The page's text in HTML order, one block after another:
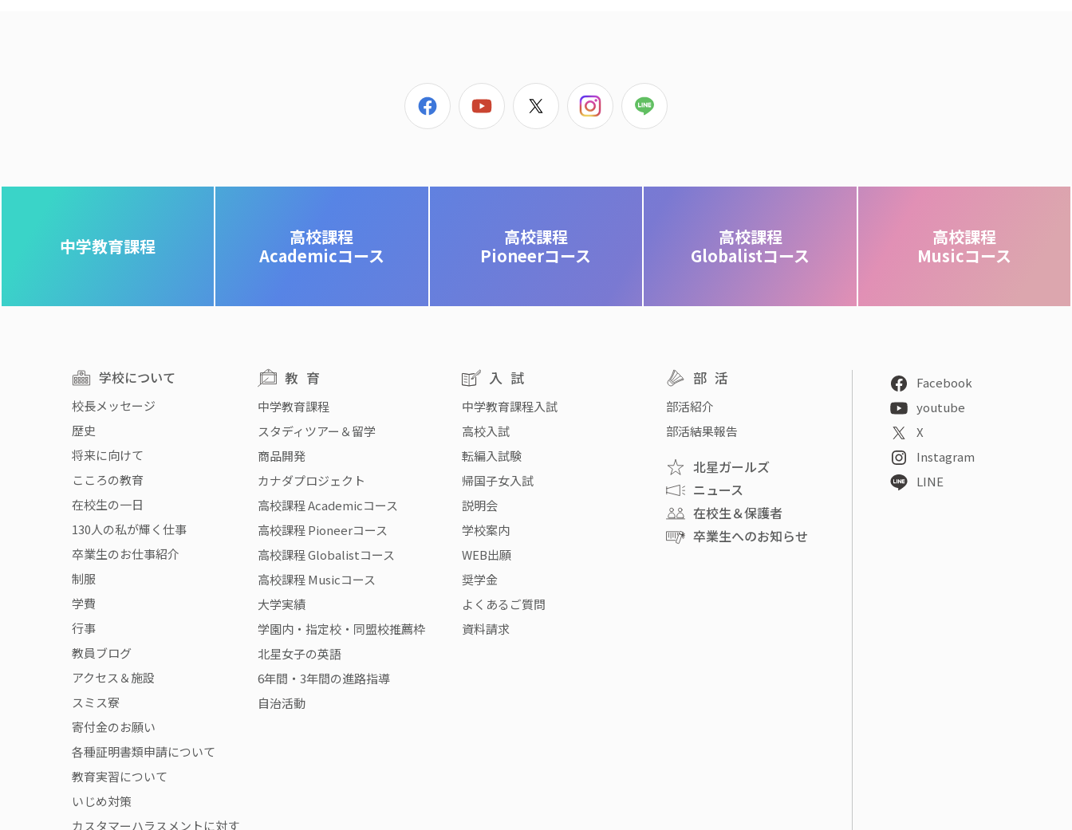
中学教育課程
高校課程
Academicコース
高校課程
Pioneerコース
高校課程
Globalistコース
高校課程
Musicコース
学校について
校長メッセージ
歴史
将来に向けて
こころの教育
在校生の一日
130人の私が輝く仕事
卒業生のお仕事紹介
制服
学費
行事
教員ブログ
アクセス＆施設
スミス寮
寄付金のお願い
各種証明書類申請について
教育実習について
いじめ対策
カスタマーハラスメントに対す
教育
中学教育課程
スタディツアー＆留学
商品開発
カナダプロジェクト
高校課程 Academicコース
高校課程 Pioneerコース
高校課程 Globalistコース
高校課程 Musicコース
大学実績
学園内・指定校・同盟校推薦枠
北星女子の英語
6年間・3年間の進路指導
自治活動
入試
中学教育課程入試
高校入試
転編入試験
帰国子女入試
説明会
学校案内
WEB出願
奨学金
よくあるご質問
資料請求
部活
部活紹介
部活結果報告
北星ガールズ
ニュース
在校生＆保護者
卒業生へのお知らせ
Facebook
youtube
X
Instagram
LINE